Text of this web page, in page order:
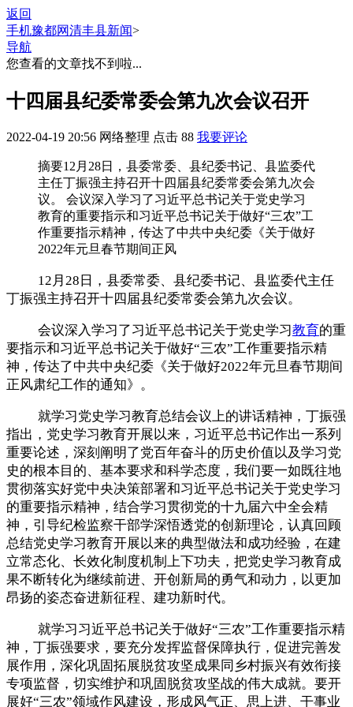
返回
手机豫都网清丰县新闻>
导航
您查看的文章找不到啦...
十四届县纪委常委会第九次会议召开
2022-04-19 20:56 网络整理 点击 88 我要评论
摘要12月28日，县委常委、县纪委书记、县监委代
主任丁振强主持召开十四届县纪委常委会第九次会
议。 会议深入学习了习近平总书记关于党史学习
教育的重要指示和习近平总书记关于做好“三农”工
作重要指示精神，传达了中共中央纪委《关于做好
2022年元旦春节期间正风
12月28日，县委常委、县纪委书记、县监委代主任
丁振强主持召开十四届县纪委常委会第九次会议。
会议深入学习了习近平总书记关于党史学习教育的重
要指示和习近平总书记关于做好“三农”工作重要指示精
神，传达了中共中央纪委《关于做好2022年元旦春节期间
正风肃纪工作的通知》。
就学习党史学习教育总结会议上的讲话精神，丁振强
指出，党史学习教育开展以来，习近平总书记作出一系列
重要论述，深刻阐明了党百年奋斗的历史价值以及学习党
史的根本目的、基本要求和科学态度，我们要一如既往地
贯彻落实好党中央决策部署和习近平总书记关于党史学习
的重要指示精神，结合学习贯彻党的十九届六中全会精
神，引导纪检监察干部学深悟透党的创新理论，认真回顾
总结党史学习教育开展以来的典型做法和成功经验，在建
立常态化、长效化制度机制上下功夫，把党史学习教育成
果不断转化为继续前进、开创新局的勇气和动力，以更加
昂扬的姿态奋进新征程、建功新时代。
就学习习近平总书记关于做好“三农”工作重要指示精
神，丁振强要求，要充分发挥监督保障执行，促进完善发
展作用，深化巩固拓展脱贫攻坚成果同乡村振兴有效衔接
专项监督，切实维护和巩固脱贫攻坚战的伟大成就。要开
展好“三农”领域作风建设，形成风气正、思上进、干事业